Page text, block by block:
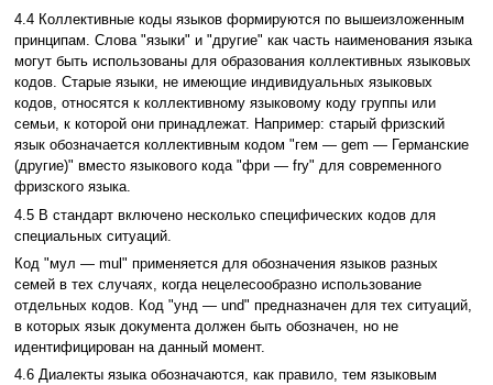
4.4 Коллективные коды языков формируются по вышеизложенным
принципам. Слова "языки" и "другие" как часть наименования языка
могут быть использованы для образования коллективных языковых
кодов. Старые языки, не имеющие индивидуальных языковых
кодов, относятся к коллективному языковому коду группы или
семьи, к которой они принадлежат. Например: старый фризский
язык обозначается коллективным кодом "гем — gem — Германские
(другие)" вместо языкового кода "фри — fry" для современного
фризского языка.
4.5 В стандарт включено несколько специфических кодов для
специальных ситуаций.
Код "мул — mul" применяется для обозначения языков разных
семей в тех случаях, когда нецелесообразно использование
отдельных кодов. Код "унд — und" предназначен для тех ситуаций,
в которых язык документа должен быть обозначен, но не
идентифицирован на данный момент.
4.6 Диалекты языка обозначаются, как правило, тем языковым